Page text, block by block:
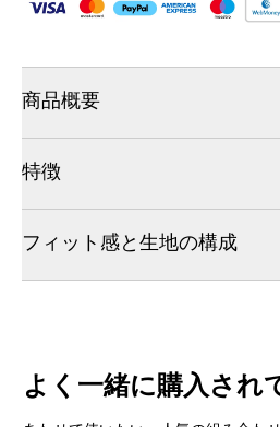
商品概要
特徴
フィット感と生地の構成
よく一緒に購入され